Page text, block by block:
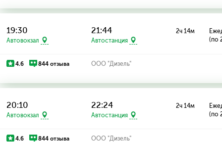
19:30
Автовокзал
21:44
Автостанция
2ч 14м
(по
4.6 844 отзыва ООО "Дизель"
20:10
Автовокзал
22:24
Автостанция
2ч 14м
(по
4.6 844 отзыва ООО "Дизель"